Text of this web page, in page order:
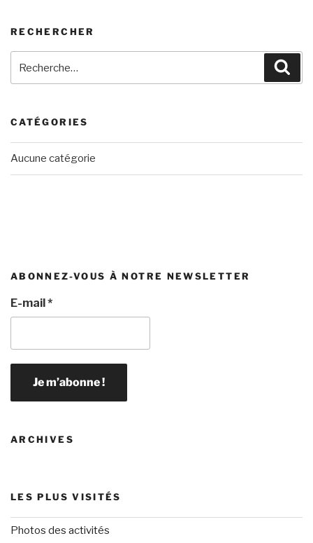
RECHERCHER
pour
CATÉGORIES
Aucune catégorie
ABONNEZ-VOUS À NOTRE NEWSLETTER
E-mail*
ARCHIVES
LES PLUS VISITÉS
Photos des activités